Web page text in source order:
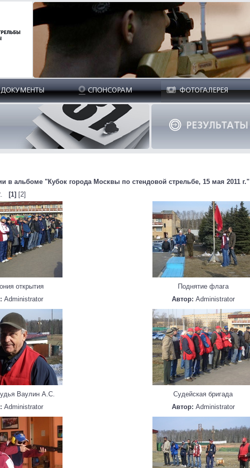
в альбоме "Кубок города Москвы по стендовой стрельбе, 15 мая 2011 г."
[1] [2]
открытия
Administrator
Поднятие флага
Автор: Administrator
Ваулин А.С.
Administrator
Судейская бригада
Автор: Administrator